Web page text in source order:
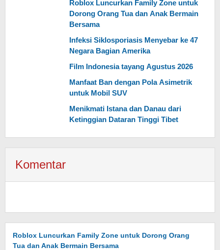
Roblox Luncurkan Family Zone untuk
Dorong Orang Tua dan Anak Bermain
Bersama
Infeksi Siklosporiasis Menyebar ke 47
Negara Bagian Amerika
Film Indonesia tayang Agustus 2026
Manfaat Ban dengan Pola Asimetrik
untuk Mobil SUV
Menikmati Istana dan Danau dari
Ketinggian Dataran Tinggi Tibet
Komentar
Roblox Luncurkan Family Zone untuk Dorong Orang
Tua dan Anak Bermain Bersama